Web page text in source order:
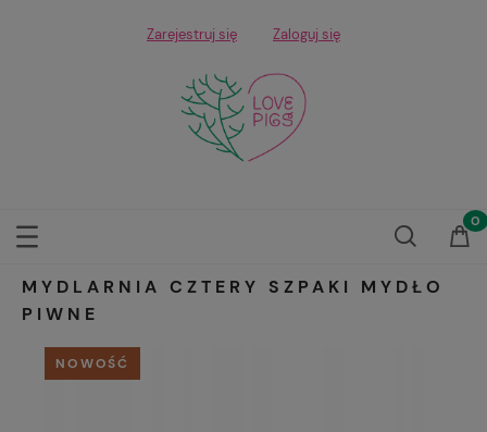
Zarejestruj się Zaloguj się
MYDLARNIA CZTERY SZPAKI MYDŁO
PIWNE
NOWOŚĆ